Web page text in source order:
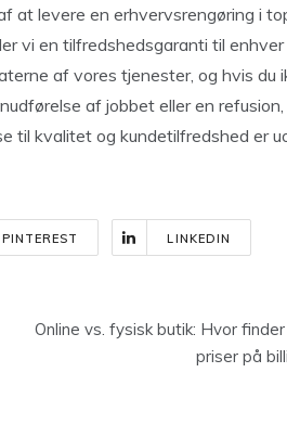
​​at levere en erhvervsrengøring i
vi en tilfredshedsgaranti til enhver
af vores tjenester, og hvis du
af jobbet eller en
til kvalitet og kundetilfredshed er
PINTEREST LINKEDIN
Online vs. fysisk butik: Hvor
priser på